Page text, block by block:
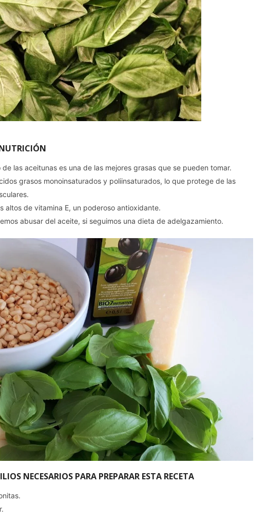
las aceitunas es una de las mejores grasas que se pueden tomar.
grasos monoinsaturados y poliinsaturados, lo que protege de las
altos de vitamina E, un poderoso antioxidante.
abusar del aceite, si seguimos una dieta de adelgazamiento.
NECESARIOS PARA PREPARAR ESTA RECETA